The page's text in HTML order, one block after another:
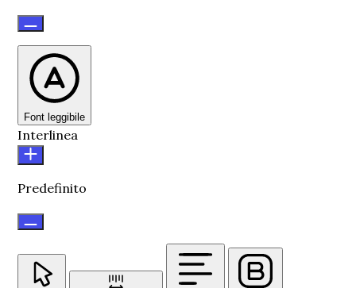
Font leggibile
Interlinea
Predefinito